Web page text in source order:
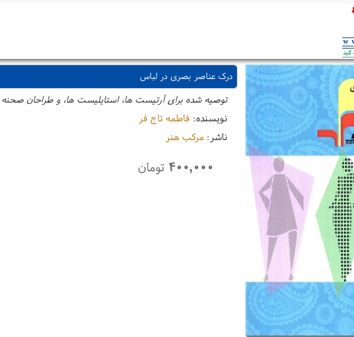
درک عناصر بصری در لباس
توصیه شده برای آرتیست ها، استایلیست ها، و طراحان صحنه و
نویسنده: فاطمه تاج فر
ناشر: مرکب هنر
۴۰۰,۰۰۰ تومان